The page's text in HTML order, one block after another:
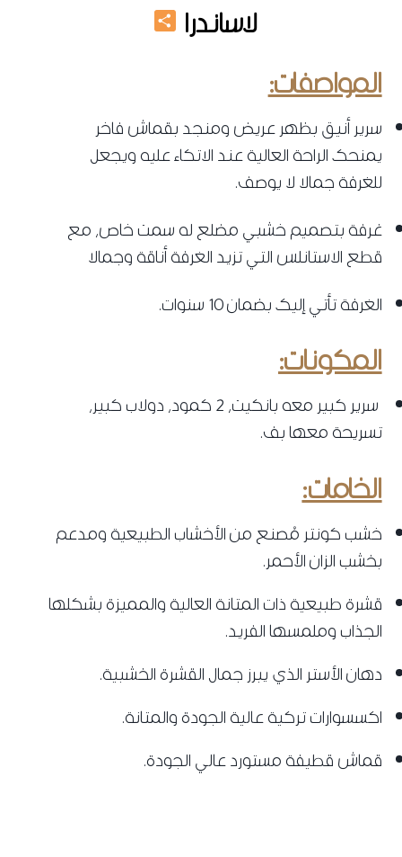
لاساندرا Share
المواصفات:
سرير أنيق بظهر عريض ومنجد بقماش فاخر
يمنحك الراحة العالية عند الاتكاء عليه ويجعل
للغرفة جمالا لا يوصف.
‌غرفة بتصميم خشبي مضلع له سمت خاص، مع
قطع الاستانلس التي تزيد الغرفة أناقة وجمالا
الغرفة تأتي إليك بضمان 10 سنوات.
المكونات:
سرير كبير معه بانكيت، 2 كمود، دولاب كبير،
تسريحة معها بف.
الخامات:
خشب كونتر مُصنع من الأخشاب الطبيعية ومدعم
بخشب الزان الأحمر.
قشرة طبيعية ذات المتانة العالية والمميزة بشكلها
الجذاب وملمسها الفريد.
دهان الأستر الذي يبرز جمال القشرة الخشبية.
اكسسوارات تركية عالية الجودة والمتانة.
قماش قطيفة مستورد عالي الجودة.